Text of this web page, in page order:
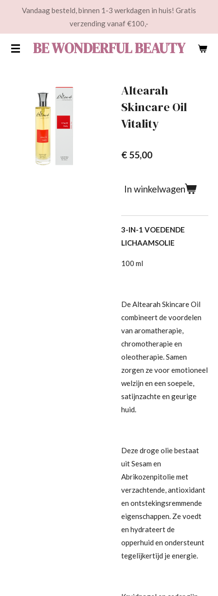
de
BE WONDERFUL BEAUTY
Vandaag besteld, binnen 1-3 werkdagen in huis! Gratis
verzending vanaf €100,-
Altearah
Skincare Oil
Vitality
€ 55,00
In winkelwagen
3-IN-1 VOEDENDE
LICHAAMSOLIE
100 ml
De Altearah Skincare Oil
combineert de voordelen
van aromatherapie,
chromotherapie en
oleotherapie. Samen
zorgen ze voor emotioneel
welzijn en een soepele,
satijnzachte en geurige
huid.
Deze droge olie bestaat
uit Sesam en
Abrikozenpitolie met
verzachtende, antioxidant
en ontstekingsremmende
eigenschappen. Ze voedt
en hydrateert de
opperhuid en ondersteunt
tegelijkertijd je energie.